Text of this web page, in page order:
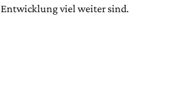
viel weiter sind.